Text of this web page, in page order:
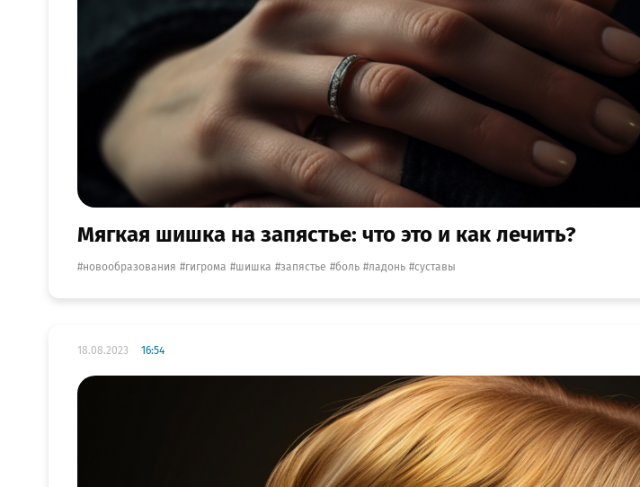
Мягкая шишка на запястье: что это и как лечить?
новообразования гигрома шишка запястье боль ладонь суставы
18.08.2023 16:54